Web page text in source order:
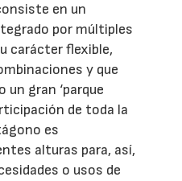
en un
por múltiples
carácter flexible,
y que
un gran ‘parque
de toda la
es
alturas para, así,
o usos de